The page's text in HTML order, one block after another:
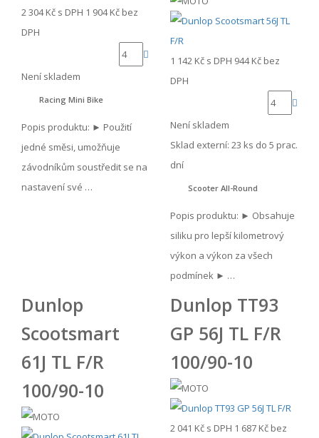
2 304 Kč s DPH 1 904 Kč bez
DPH
Není skladem
Racing Mini Bike
Popis produktu: ► Použití
jedné směsi, umožňuje
závodníkům soustředit se na
nastavení své …
1 142 Kč s DPH 944 Kč bez
DPH
Není skladem
Sklad externí: 23 ks do 5 prac.
dní
Scooter All-Round
Popis produktu: ► Obsahuje
siliku pro lepší kilometrový
výkon a výkon za všech
podmínek ► …
Dunlop
Scootsmart
61J TL F/R
100/90-10
Dunlop TT93
GP 56J TL F/R
100/90-10
2 041 Kč s DPH 1 687 Kč bez